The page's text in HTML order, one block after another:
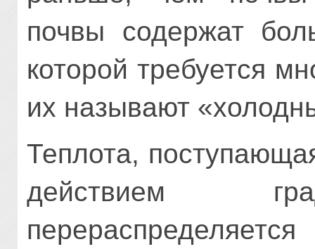
почвы содержат
которой требуется
их называют
Теплота,
действием